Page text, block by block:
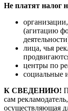
Не платят налог
(агитацию
лица, чья
центры по
социальные
К СВЕДЕНИЮ!
сам
осуществляющая